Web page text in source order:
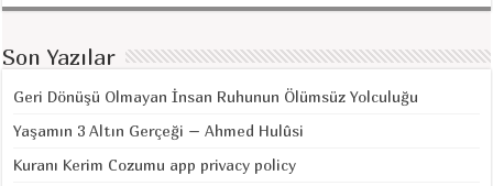
Son Yazılar
Geri Dönüşü Olmayan İnsan Ruhunun Ölümsüz Yolculuğu
Yaşamın 3 Altın Gerçeği – Ahmed Hulûsi
Kuranı Kerim Cozumu app privacy policy